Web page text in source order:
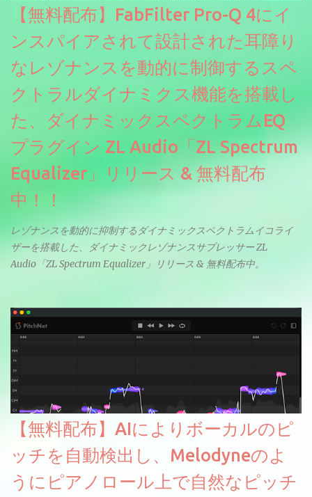
【無料配布】FabFilter Pro-Q 4にイ
ンスパイアされて設計された耳障り
なレゾナンスを動的に制御するスペ
クトラルダイナミクス機能を搭載し
た、ダイナミックスペクトラムEQ
プラグイン ZL Audio「ZL Spectrum
Equalizer」リリース & 無料配布
中！！
レゾナンスを動的に抑制するダイナミックスペクトラムイコライ
ザーを搭載した、ダイナミックレゾナンスサプレッサー ZL
Audio「ZL Spectrum Equalizer」リリース & 無料配布中。
【無料配布】AIによりボーカルのピ
ッチを自動検出し、Melodyneのよ
うにピアノロール上で自然なピッチ